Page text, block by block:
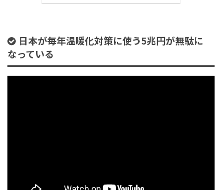
日本が毎年温暖化対策に使う5兆円が無駄に
なっている